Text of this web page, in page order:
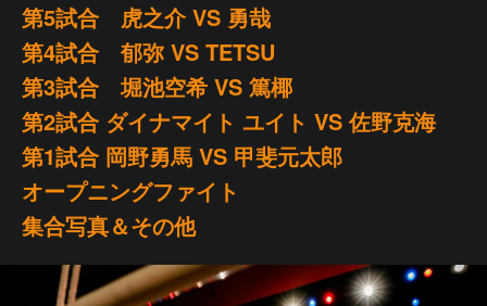
第5試合 虎之介 VS 勇哉
第4試合 郁弥 VS TETSU
第3試合 堀池空希 VS 篤椰
第2試合 ダイナマイト ユイト VS 佐野克海
第1試合 岡野勇馬 VS 甲斐元太郎
オープニングファイト
集合写真＆その他